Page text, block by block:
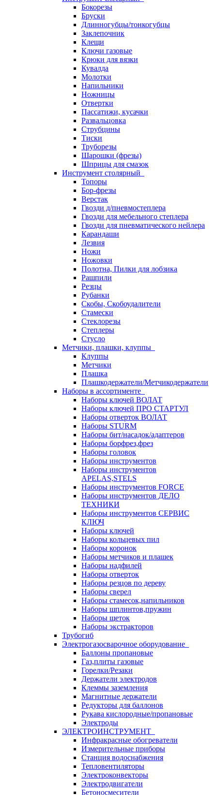
Бокорезы
Бруски
Длинногубцы/тонкогубцы
Заклепочник
Клещи
Ключи газовые
Крюки для вязки
Кувалда
Молотки
Напильники
Ножницы
Отвертки
Пассатижи, кусачки
Развальцовка
Струбцины
Тиски
Труборезы
Шарошки (фрезы)
Шприцы для смазок
Инструмент столярный
Топоры
Бор-фрезы
Верстак
Гвозди д/пневмостеплера
Гвозди для мебельного степлера
Гвозди для пневматического нейлера
Карандаши
Лезвия
Ножи
Ножовки
Полотна, Пилки для лобзика
Рашпили
Резцы
Рубанки
Скобы, Скобоудалители
Стамески
Стеклорезы
Степлеры
Стусло
Метчики, плашки, клуппы
Клуппы
Метчики
Плашка
Плашкодержатели/Метчикодержатели
Наборы в ассортименте
Наборы ключей ВОЛАТ
Наборы ключей ПРО СТАРТУЛ
Наборы отверток ВОЛАТ
Наборы STURM
Наборы бит/насадок/адаптеров
Наборы борфрез,фрез
Наборы головок
Наборы инструментов
Наборы инструментов
APELAS,STELS
Наборы инструментов FORCE
Наборы инструментов ДЕЛО
ТЕХНИКИ
Наборы инструментов СЕРВИС
КЛЮЧ
Наборы ключей
Наборы кольцевых пил
Наборы коронок
Наборы метчиков и плашек
Наборы надфилей
Наборы отверток
Наборы резцов по дереву
Наборы сверел
Наборы стамесок,напильников
Наборы шплинтов,пружин
Наборы щеток
Наборы экстракторов
Трубогиб
Электрогазосварочное оборудование
Баллоны пропановые
Газ,плиты газовые
Горелки/Резаки
Держатели электродов
Клеммы заземления
Магнитные держатели
Редукторы для баллонов
Рукава кислородные/пропановые
Электроды
ЭЛЕКТРОИНСТРУМЕНТ
Инфракрасные обогреватели
Измерительные приборы
Станция водоснабжения
Тепловентиляторы
Электроконвекторы
Электродвигатели
Бетоносмесители